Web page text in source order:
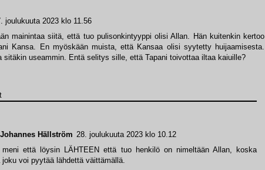
joulukuuta 2023 klo 11.56
mainintaa siitä, että tuo pulisonkintyyppi olisi Allan. Hän kuitenkin kertoo
Kansa. En myöskään muista, että Kansaa olisi syytetty huijaamisesta.
sitäkin useammin. Entä selitys sille, että Tapani toivottaa iltaa kaiuille?
Hällström 28. joulukuuta 2023 klo 10.12
meni että löysin LÄHTEEN että tuo henkilö on nimeltään Allan, koska
joku voi pyytää lähdettä väittämällä.